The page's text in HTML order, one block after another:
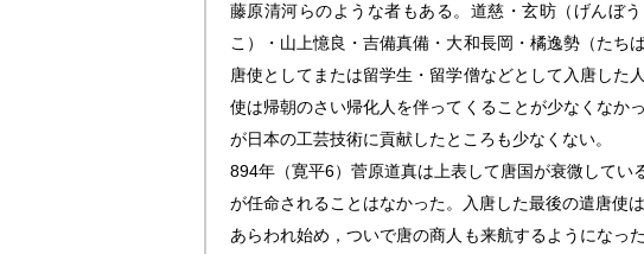
藤原清河らのような者もある。道慈・玄昉（げんぼ
こ）・山上憶良・吉備真備・大和長岡・橘逸勢（た
唐使としてまたは留学生・留学僧などとして入唐し
使は帰朝のさい帰化人を伴ってくることが少なくなか
が日本の工芸技術に貢献したところも少なくない。
894年（寛平6）菅原道真は上表して唐国が衰微して
が任命されることはなかった。入唐した最後の遣唐使
あらわれ始め，ついで唐の商人も来航するようになっ